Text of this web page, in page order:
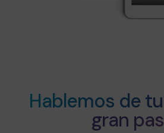
Hablemos de
gran